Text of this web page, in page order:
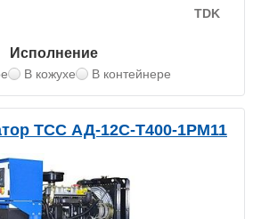
TDK
Исполнение
В кожухе В контейнере
ТСС АД-12С-Т400-1РМ11